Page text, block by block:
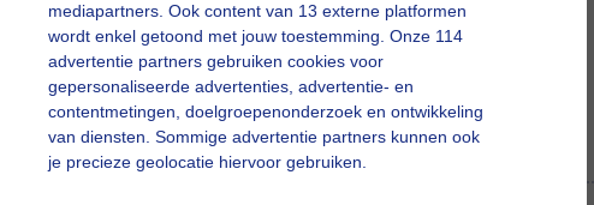
mediapartners. Ook content van 13 externe platformen
wordt enkel getoond met jouw toestemming. Onze 114
advertentie partners gebruiken cookies voor
gepersonaliseerde advertenties, advertentie- en
contentmetingen, doelgroepenonderzoek en ontwikkeling
van diensten. Sommige advertentie partners kunnen ook
je precieze geolocatie hiervoor gebruiken.
slideshow